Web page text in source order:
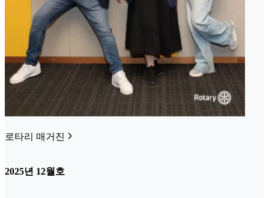
로타리 매거진
2025년 12월호